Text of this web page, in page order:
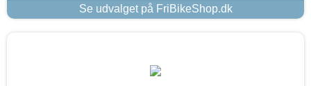
Se udvalget på FriBikeShop.dk